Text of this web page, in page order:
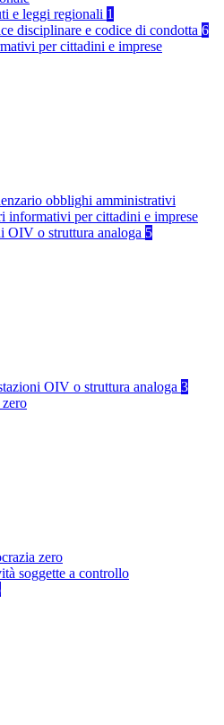
e leggi regionali 1
disciplinare e codice di condotta 6
per cittadini e imprese
obblighi amministrativi
informativi per cittadini e imprese
OIV o struttura analoga 5
OIV o struttura analoga 3
zero
soggette a controllo